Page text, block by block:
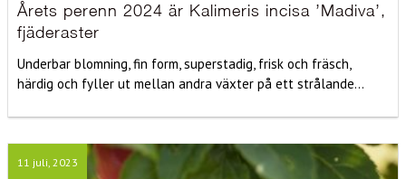
Årets perenn 2024 är Kalimeris incisa ’Madiva’,
fjäderaster
Underbar blomning, fin form, superstadig, frisk och fräsch,
härdig och fyller ut mellan andra växter på ett strålande...
11 juli, 2023